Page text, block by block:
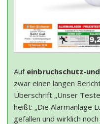
Auf einbruchschutz-
zwar einen langen
Überschrift „Unser
heißt: „Die Alarmanlage
gefallen und wirklich